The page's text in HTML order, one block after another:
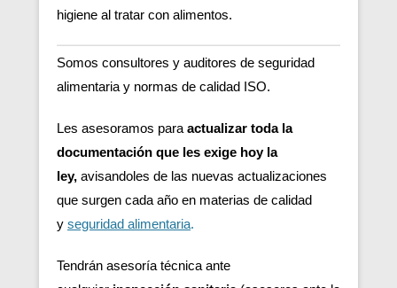
higiene al tratar con alimentos.
Somos consultores y auditores de seguridad
alimentaria y normas de calidad ISO.
Les asesoramos para actualizar toda la
documentación que les exige hoy la
ley, avisandoles de las nuevas actualizaciones
que surgen cada año en materias de calidad
y seguridad alimentaria.
Tendrán asesoría técnica ante